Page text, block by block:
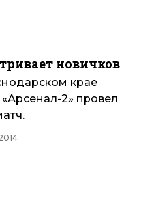
новичков
крае
2» провел